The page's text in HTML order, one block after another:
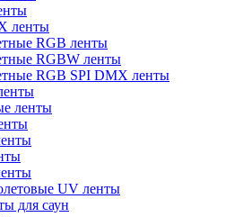
ленты
RGB ленты
RGBW ленты
RGB SPI DMX ленты
ленты
UV ленты
для саун